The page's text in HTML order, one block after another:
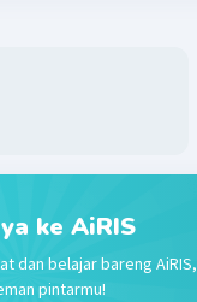
ke AiRIS
dan belajar bareng AiRIS,
pintarmu!